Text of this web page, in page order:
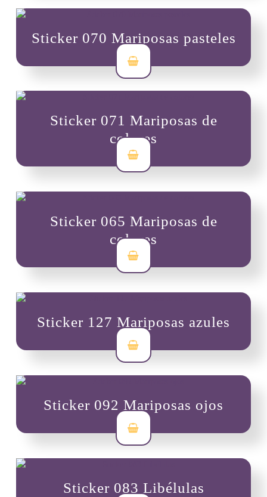
Sticker 070 Mariposas pasteles
$ 3,500
Sticker 071 Mariposas de
colores
3,500
Sticker 065 Mariposas de
colores
3,500
Sticker 127 Mariposas azules
$ 3,500
Sticker 092 Mariposas ojos
$ 3,500
Sticker 083 Libélulas